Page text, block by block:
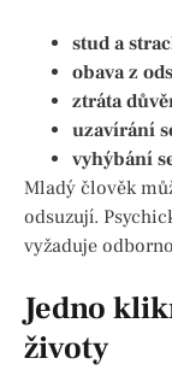
stud a
obava z
ztráta
uzavírání
vyhýbání
Mladý člověk
odsuzují.
vyžaduje
Jedno
životy